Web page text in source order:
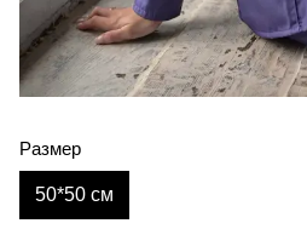
Размер
50*50 см